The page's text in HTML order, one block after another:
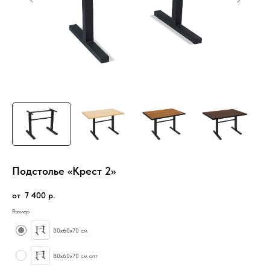
Подстолье «Крест 2»
7 400 р.
Размер
80х60х70 см
80х60х70 см опт